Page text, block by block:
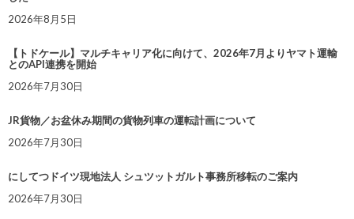
2026年8月5日
【トドケール】マルチキャリア化に向けて、2026年7月よりヤマト運輸
とのAPI連携を開始
2026年7月30日
JR貨物／お盆休み期間の貨物列車の運転計画について
2026年7月30日
にしてつドイツ現地法人 シュツットガルト事務所移転のご案内
2026年7月30日